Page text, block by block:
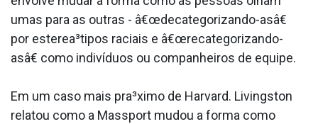
umas para as outras - â€œdecategorizando-asâ€
por esterea³tipos raciais e â€œrecategorizando-
asâ€ como indivíduos ou companheiros de equipe.
Em um caso mais pra³ximo de Harvard. Livingston
relatou como a Massport mudou a forma como